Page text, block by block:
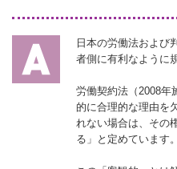
日本の労働法および
者側に有利なように
労働契約法（2008年
的に合理的な理由を
れない場合は、その
る」と定めています。